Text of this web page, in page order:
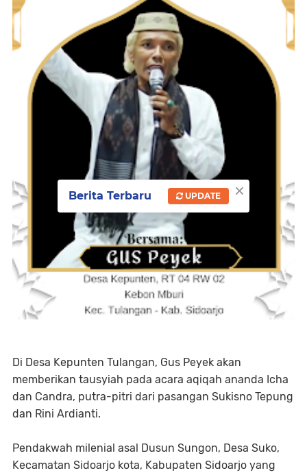
Di Desa Kepunten Tulangan, Gus Peyek akan
memberikan tausyiah pada acara aqiqah ananda Icha
dan Candra, putra-pitri dari pasangan Sukisno Tepung
dan Rini Ardianti.
Pendakwah milenial asal Dusun Sungon, Desa Suko,
Kecamatan Sidoarjo kota, Kabupaten Sidoarjo yang
×
Berita Terbaru UPDATE